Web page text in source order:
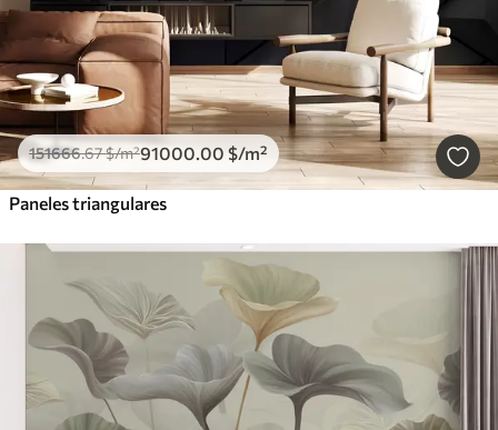
151666.67$/m²91000.00 $/m²
Paneles triangulares